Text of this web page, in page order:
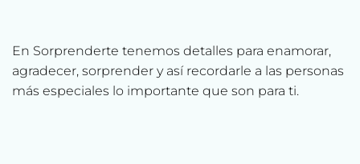
En Sorprenderte tenemos detalles para enamorar,
agradecer, sorprender y así recordarle a las personas
más especiales lo importante que son para ti.